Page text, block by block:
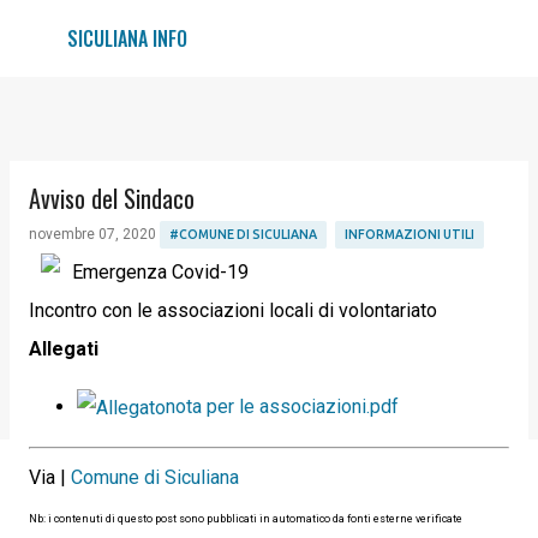
Passa ai contenuti principali
SICULIANA INFO
Avviso del Sindaco
novembre 07, 2020 #COMUNE DI SICULIANA INFORMAZIONI UTILI
Emergenza Covid-19
Incontro con le associazioni locali di volontariato
Allegati
nota per le associazioni.pdf
Via | Comune di Siculiana
Nb: i contenuti di questo post sono pubblicati in automatico da fonti esterne verificate